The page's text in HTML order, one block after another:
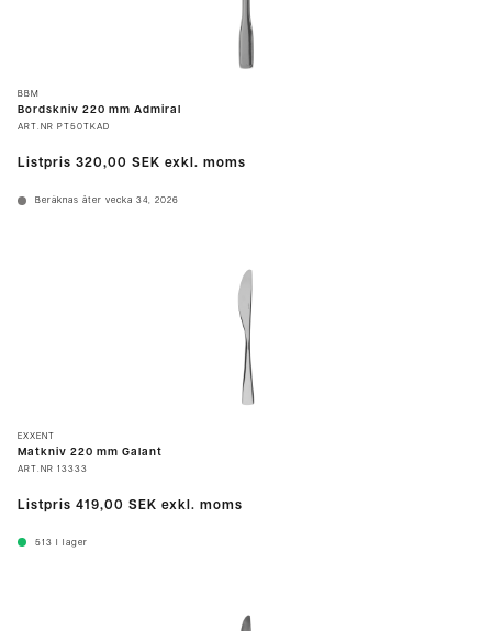
BBM
Bordskniv 220 mm Admiral
ART.NR PT50TKAD
Listpris 320,00 SEK exkl. moms
Beräknas åter vecka 34, 2026
EXXENT
Matkniv 220 mm Galant
ART.NR 13333
Listpris 419,00 SEK exkl. moms
513 I lager